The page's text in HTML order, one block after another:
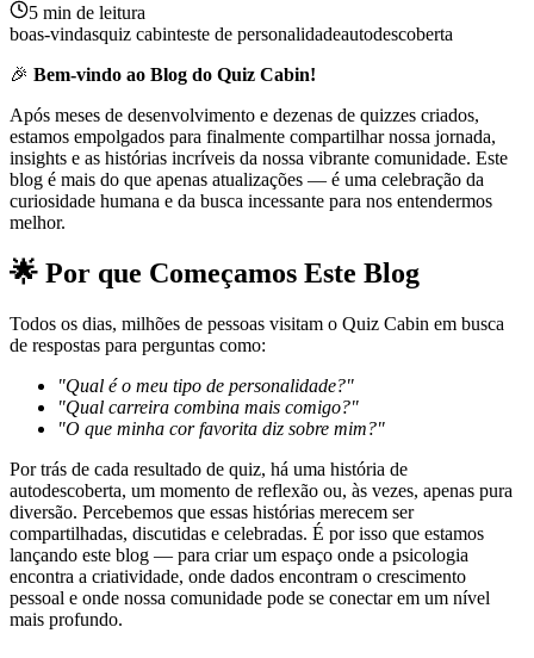
5 min de leitura
boas-vindasquiz cabinteste de personalidadeautodescoberta
🎉 Bem-vindo ao Blog do Quiz Cabin!
Após meses de desenvolvimento e dezenas de quizzes criados,
estamos empolgados para finalmente compartilhar nossa jornada,
insights e as histórias incríveis da nossa vibrante comunidade. Este
blog é mais do que apenas atualizações — é uma celebração da
curiosidade humana e da busca incessante para nos entendermos
melhor.
🌟 Por que Começamos Este Blog
Todos os dias, milhões de pessoas visitam o Quiz Cabin em busca
de respostas para perguntas como:
"Qual é o meu tipo de personalidade?"
"Qual carreira combina mais comigo?"
"O que minha cor favorita diz sobre mim?"
Por trás de cada resultado de quiz, há uma história de
autodescoberta, um momento de reflexão ou, às vezes, apenas pura
diversão. Percebemos que essas histórias merecem ser
compartilhadas, discutidas e celebradas. É por isso que estamos
lançando este blog — para criar um espaço onde a psicologia
encontra a criatividade, onde dados encontram o crescimento
pessoal e onde nossa comunidade pode se conectar em um nível
mais profundo.